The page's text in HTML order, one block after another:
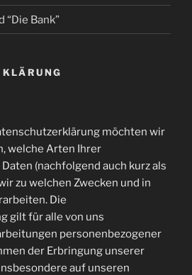
“Die Bank”
möchten wir
welche Arten Ihrer
(nachfolgend auch kurz als
zu welchen Zwecken und in
Die
gilt für alle von uns
personenbezogener
der Erbringung unserer
auf unseren